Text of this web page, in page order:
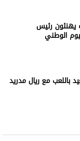
يهنئون رئيس
الوطني
مع ريال مدريد